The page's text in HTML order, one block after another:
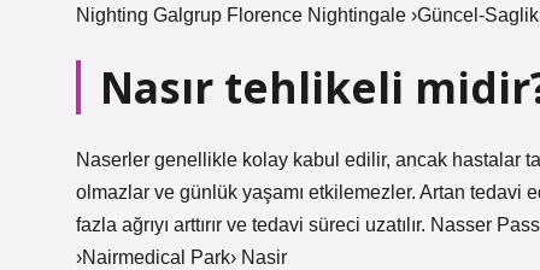
Nighting Galgrup Florence Nightingale ›Güncel-
Nasır tehlikeli
Naserler genellikle kolay kabul edilir, ancak hastalar
olmazlar ve günlük yaşamı etkilemezler. Artan tedavi
fazla ağrıyı arttırır ve tedavi süreci uzatılır. Nasser
›Nairmedical Park› Nasir